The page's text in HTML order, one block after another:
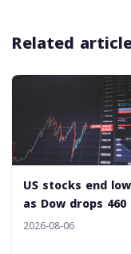
Related
‎US stocks end
as Dow drops
2026-08-06